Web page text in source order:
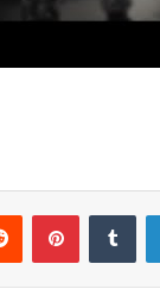
لينكدإن